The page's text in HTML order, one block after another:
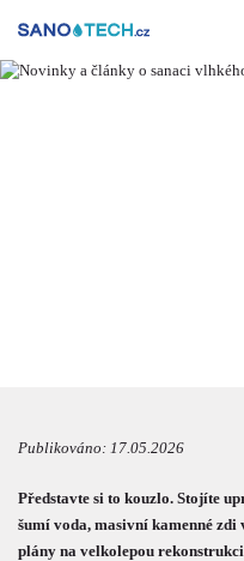
Publikováno: 17.05.2026
Představte si to kouzlo. Stojíte
šumí voda, masivní kamenné
plány na velkolepou